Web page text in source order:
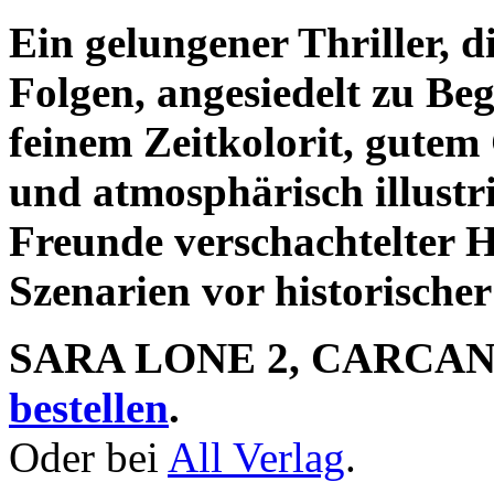
Ein gelungener Thriller,
Folgen, angesiedelt zu
feinem Zeitkolorit, gutem
und atmosphärisch
Freunde verschachtelter
Szenarien vor
SARA LONE 2,
bestellen.
Oder bei All Verlag.